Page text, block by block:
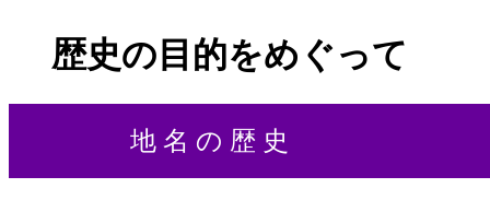
歴史の目的をめぐって
地 名 の 歴 史